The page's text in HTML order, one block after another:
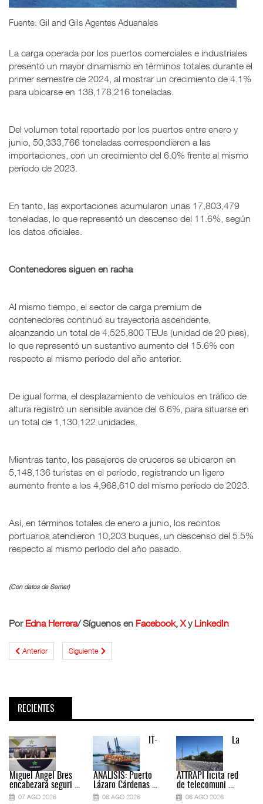
Fuente: Gil and Gils Agentes Aduanales
La carga operada por los puertos comerciales e industriales
presentó un mayor dinamismo en términos totales durante el
primer semestre de 2024, al mostrar un crecimiento de 4.1%
para ubicarse en 138,178,216 toneladas.
Del volumen total reportado por los puertos entre enero y
junio, 50,333,766 toneladas correspondieron a las
importaciones, con un crecimiento del 6.0% frente al mismo
período de 2023.
En tanto, las exportaciones acumularon unas 17,803,479
toneladas, lo que representó un descenso del 11.6%, según
los datos oficiales.
Contenedores siguen en racha
Al mismo tiempo, el sector de carga premium de
contenedores continuó su trayectoria ascendente,
alcanzando un total de 4,525,800 TEUs (unidad de 20 pies),
lo que representó un sustantivo aumento del 15.6% con
respecto al mismo período del año anterior.
De igual forma, el desplazamiento de vehículos en tráfico de
altura registró un sensible avance del 6.6%, para situarse en
un total de 1,130,122 unidades.
Mientras tanto, los pasajeros de cruceros se ubicaron en
5,148,136 turistas en el período, registrando un ligero
aumento frente a los 4,968,610 del mismo período de 2023.
Así, en términos totales de enero a junio, los recintos
portuarios atendieron 10,203 buques, un descenso del 5.5%
respecto al mismo período del año pasado.
(Con datos de Semar)
Por Edna Herrera/ Síguenos en Facebook, Xy LinkedIn
Anterior Siguiente
RECIENTES
Miguel Ángel Bres
encabezará seguri ...
07 AGO 2026
IT-
ANÁLISIS: Puerto
Lázaro Cárdenas ...
06 AGO 2026
La
ATTRAPI licita red
de telecomuni ...
06 AGO 2026